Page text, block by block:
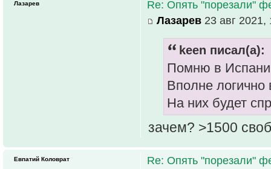
Re: Опять "порезали"
Лазарев 23 авг 2021,
keen писал(а):
Помню в
Вполне
На них будет
зачем? >1500
Лазарев
Re: Опять "порезали"
Евпатий Коловрат